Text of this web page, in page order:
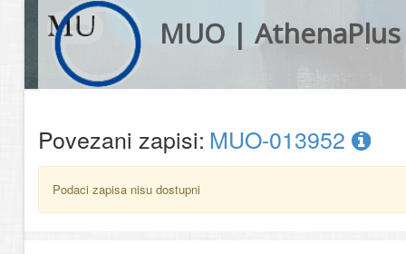
MUO | AthenaPlus
Povezani zapisi: MUO-013952
Podaci zapisa nisu dostupni